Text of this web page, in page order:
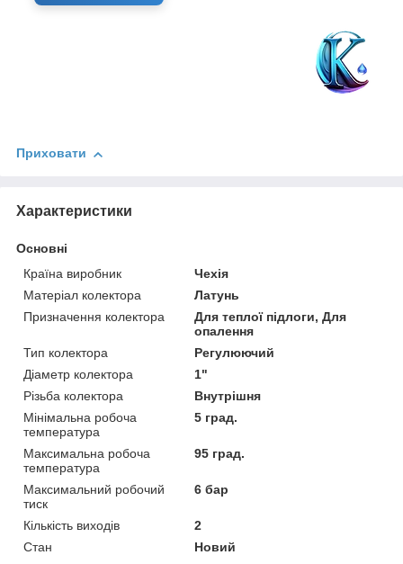
Приховати
Характеристики
Основні
Країна виробник
Чехія
Матеріал колектора
Латунь
Призначення колектора
Для теплої підлоги, Для
опалення
Тип колектора
Регулюючий
Діаметр колектора
1"
Різьба колектора
Внутрішня
Мінімальна робоча
температура
5 град.
Максимальна робоча
температура
95 град.
Максимальний робочий
тиск
6 бар
Кількість виходів
2
Стан
Новий